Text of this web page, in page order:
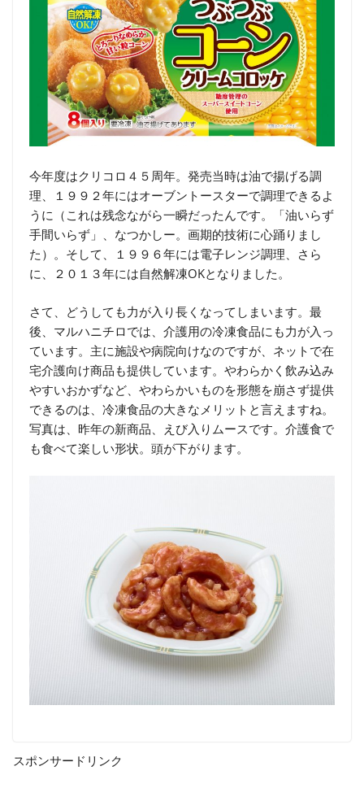
今年度はクリコロ４５周年。発売当時は油で揚げる調
理、１９９２年にはオーブントースターで調理できるよ
うに（これは残念ながら一瞬だったんです。「油いらず
手間いらず」、なつかしー。画期的技術に心踊りまし
た）。そして、１９９６年には電子レンジ調理、さら
に、２０１３年には自然解凍OKとなりました。
さて、どうしても力が入り長くなってしまいます。最
後、マルハニチロでは、介護用の冷凍食品にも力が入っ
ています。主に施設や病院向けなのですが、ネットで在
宅介護向け商品も提供しています。やわらかく飲み込み
やすいおかずなど、やわらかいものを形態を崩さず提供
できるのは、冷凍食品の大きなメリットと言えますね。
写真は、昨年の新商品、えび入りムースです。介護食で
も食べて楽しい形状。頭が下がります。
スポンサードリンク